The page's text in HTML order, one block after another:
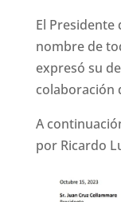
El Presidente
nombre de
expresó su
colaboración
A
por Ricardo